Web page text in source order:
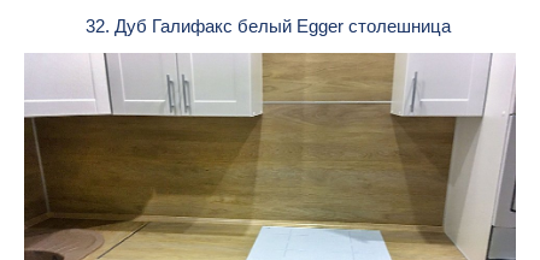
32. Дуб Галифакс белый Egger столешница